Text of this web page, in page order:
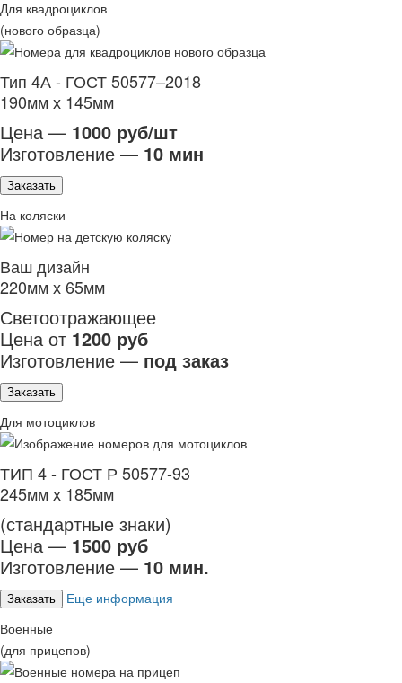
Для квадроциклов
(нового образца)
Тип 4А - ГОСТ 50577–2018
190мм х 145мм
Цена — 1000 руб/шт
Изготовление — 10 мин
Заказать
На коляски
Ваш дизайн
220мм х 65мм
Светоотражающее
Цена от 1200 руб
Изготовление — под заказ
Заказать
Для мотоциклов
ТИП 4 - ГОСТ Р 50577-93
245мм х 185мм
(стандартные знаки)
Цена — 1500 руб
Изготовление — 10 мин.
Заказать
Еще информация
Военные
(для прицепов)